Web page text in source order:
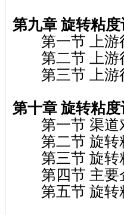
第九章 旋转粘度
第一节 上游
第二节 上游
第三节 上游
第十章 旋转粘度
第一节 渠道
第二节 旋转
第三节 旋转
第四节 主要
第五节 旋转